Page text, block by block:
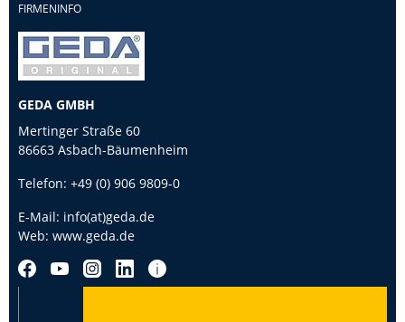
FIRMENINFO
GEDA GMBH
Mertinger Straße 60
86663 Asbach-Bäumenheim
Telefon: +49 (0) 906 9809-0
E-Mail: info(at)geda.de
Web: www.geda.de